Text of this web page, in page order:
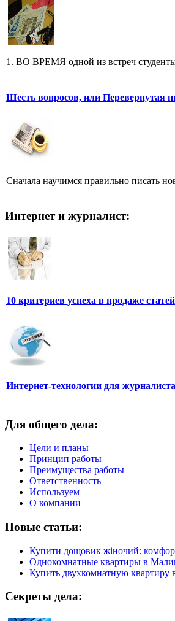
1. ВО ВРЕМЯ одной из встреч студенты
Шесть вопросов, или Перевернутая
Сначала научимся правильно писать
Интернет и журналист:
10 критериев успеха в продаже
Интернет-технологии для журналиста
Для общего дела:
Цели и планы
Принцип работы
Преимущества работы
Ответственность
Используем
О компании
Новые статьи:
Купити дощовик жіночий:
Однокомнатные квартиры в
Купить двухкомнатную квартиру
Секреты дела: